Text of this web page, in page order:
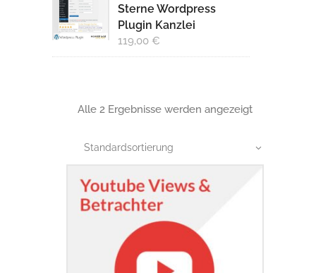
Sterne Wordpress
Plugin Kanzlei
119,00 €
Alle 2 Ergebnisse werden angezeigt
Standardsortierung